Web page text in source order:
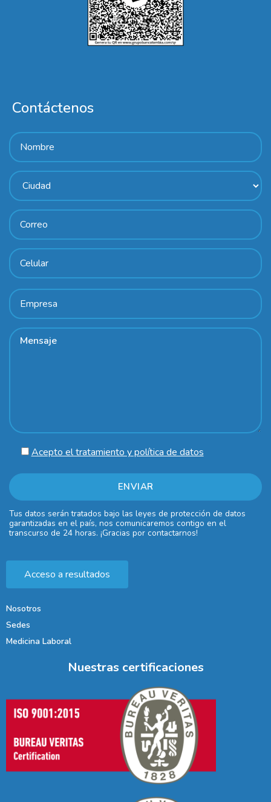
Contáctenos
Acepto el tratamiento y política de datos
Tus datos serán tratados bajo las leyes de protección de datos
garantizadas en el país, nos comunicaremos contigo en el
transcurso de 24 horas. ¡Gracias por contactarnos!
Acceso a resultados
Nosotros
Sedes
Medicina Laboral
Nuestras certificaciones